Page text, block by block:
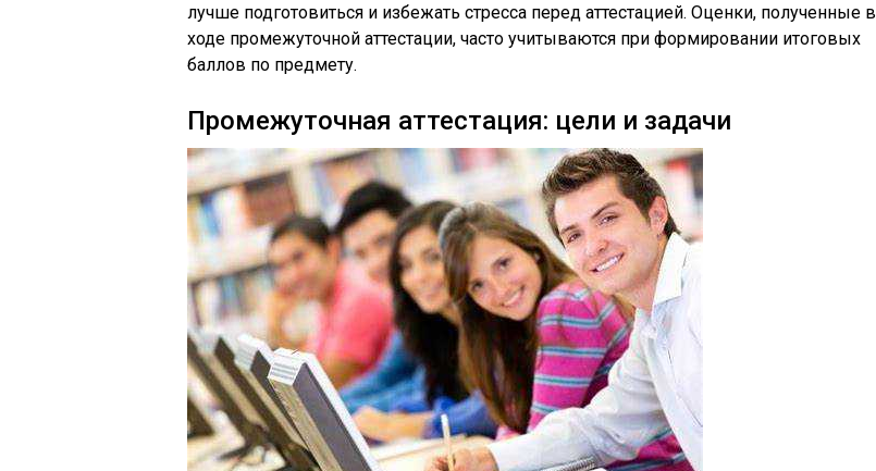
лучше подготовиться и избежать стресса перед аттестацией. Оценки, полученные в
ходе промежуточной аттестации, часто учитываются при формировании итоговых
баллов по предмету.
Промежуточная аттестация: цели и задачи